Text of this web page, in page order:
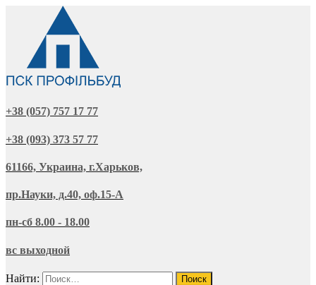
+38 (057) 757 17 77
+38 (093) 373 57 77
61166, Украина, г.Харьков,
пр.Науки, д.40, оф.15-А
пн-сб 8.00 - 18.00
вс выходной
Найти: